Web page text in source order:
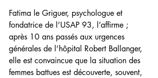
Fatima le Griguer, psychologue et
fondatrice de l’USAP 93, l’affirme ;
après 10 ans passés aux urgences
générales de l’hôpital Robert Ballanger,
elle est convaincue que la situation des
femmes battues est découverte, souvent,